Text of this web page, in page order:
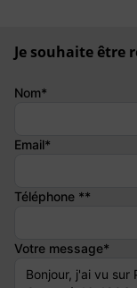
- Nbr portes : 5
- Type de boite :
- Taux d'émission de
- Hauteur : 1576 cm
Je souhaite être
Nom*
Email*
Téléphone **
Votre message*